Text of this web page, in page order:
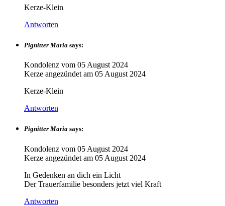
Kerze-Klein
Antworten
Pignitter Maria says:
Kondolenz vom 05 August 2024
Kerze angezündet am 05 August 2024
Kerze-Klein
Antworten
Pignitter Maria says:
Kondolenz vom 05 August 2024
Kerze angezündet am 05 August 2024
In Gedenken an dich ein Licht
Der Trauerfamilie besonders jetzt viel Kraft
Antworten